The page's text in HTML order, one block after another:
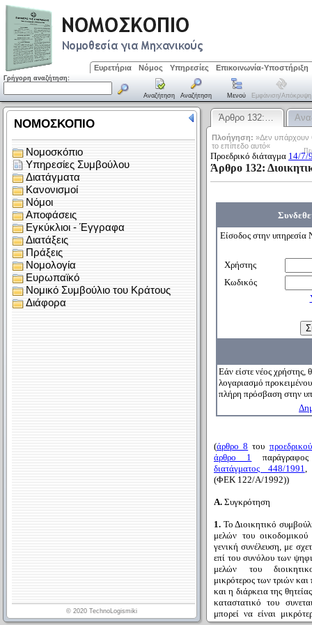
Ευρετήρια Νόμος Υπηρεσίες Επικοινωνία-Υποστήριξη
Γρήγορη αναζήτηση:
Αναζήτηση Αναζήτηση Μενού Εμφάνιση/απόκρυψη
Άρθρο 132:…